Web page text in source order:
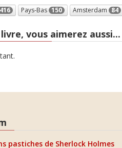
Pays-Bas 150 Amsterdam 84
vous aimerez aussi...
pastiches de Sherlock Holmes